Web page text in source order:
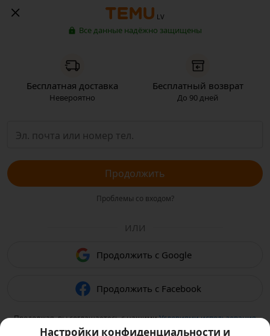
LV
Все данные надёжно защищены
Бесплатная доставка
Невероятно
Бесплатный возврат
До 90 дней
Продолжить
Проблемы со входом?
ИЛИ
Продолжить с Google
Продолжить с Facebook
Продолжая, вы соглашаетесь с нашимиУсловиями использования
и подтверждаете, что прочитали нашу Политику
Настройки конфиденциальности и